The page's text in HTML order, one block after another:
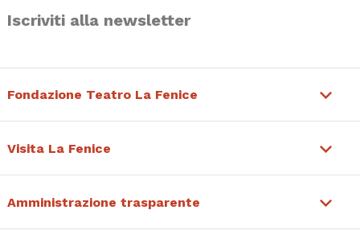
Iscriviti alla newsletter
Fondazione Teatro La Fenice
Visita La Fenice
Amministrazione trasparente